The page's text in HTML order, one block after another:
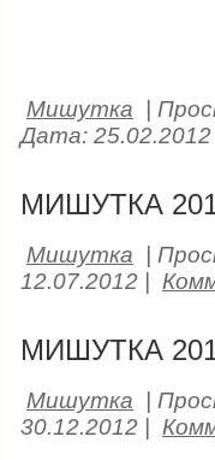
Мишутка
Дата: 25.02.2012
МИШУТКА
Мишутка
12.07.2012
МИШУТКА
Мишутка
30.12.2012